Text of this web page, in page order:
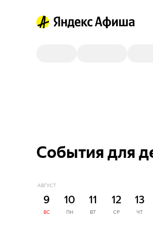
События для
АВГУСТ
9
ВС
10
ПН
11
ВТ
12
СР
13
ЧТ